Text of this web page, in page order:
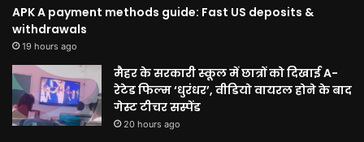
APK A payment methods guide: Fast US deposits &
withdrawals
19 hours ago
मैहर के सरकारी स्कूल में छात्रों को दिखाई A-
रेटेड फिल्म ‘धुरंधर’, वीडियो वायरल होने के बाद
गेस्ट टीचर सस्पेंड
20 hours ago